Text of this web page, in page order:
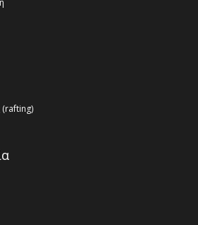
Κεντρικής Μακεδονίας
Συνέντευξη PellaFm 103,3 για
Λουτρά Πόζαρ και Χιονοδρομικό
της Ελλάδας!
(rafting)